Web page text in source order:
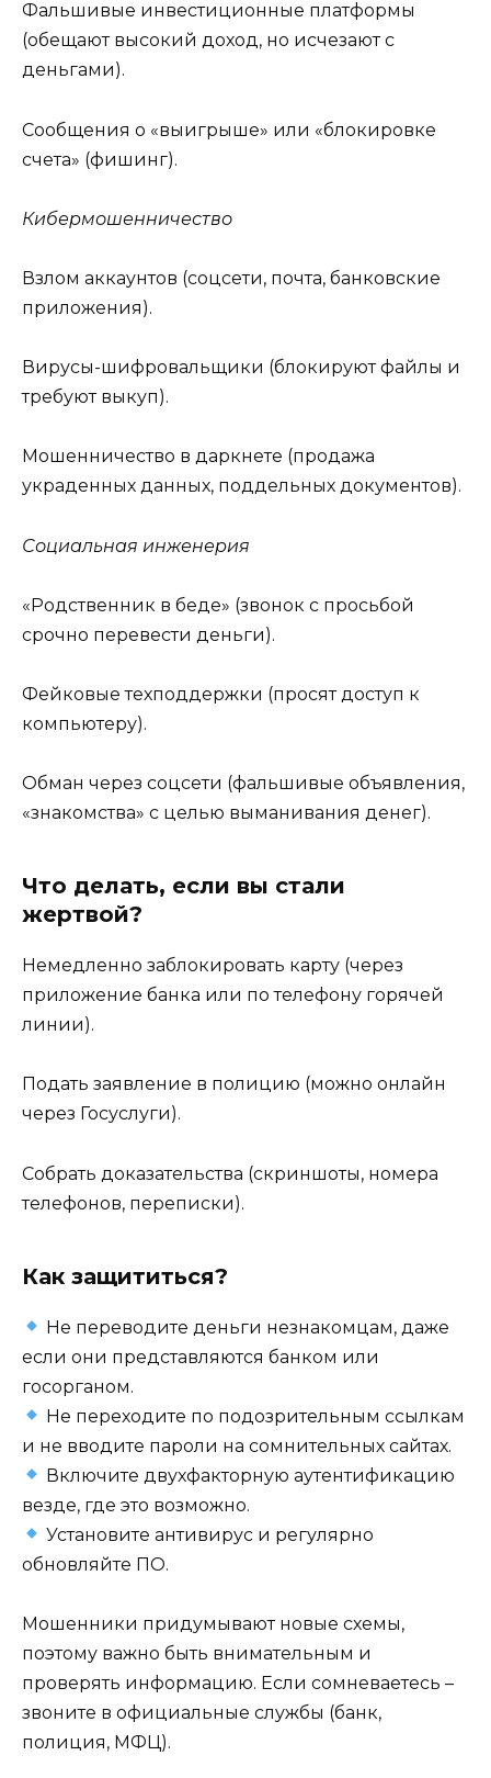
Фальшивые инвестиционные платформы
(обещают высокий доход, но исчезают с
деньгами).
Сообщения о «выигрыше» или «блокировке
счета» (фишинг).
Кибермошенничество
Взлом аккаунтов (соцсети, почта, банковские
приложения).
Вирусы-шифровальщики (блокируют файлы и
требуют выкуп).
Мошенничество в даркнете (продажа
украденных данных, поддельных документов).
Социальная инженерия
«Родственник в беде» (звонок с просьбой
срочно перевести деньги).
Фейковые техподдержки (просят доступ к
компьютеру).
Обман через соцсети (фальшивые объявления,
«знакомства» с целью выманивания денег).
Что делать, если вы стали
жертвой?
Немедленно заблокировать карту (через
приложение банка или по телефону горячей
линии).
Подать заявление в полицию (можно онлайн
через Госуслуги).
Собрать доказательства (скриншоты, номера
телефонов, переписки).
Как защититься?
Не переводите деньги незнакомцам, даже
если они представляются банком или
госорганом.
Не переходите по подозрительным ссылкам
и не вводите пароли на сомнительных сайтах.
Включите двухфакторную аутентификацию
везде, где это возможно.
Установите антивирус и регулярно
обновляйте ПО.
Мошенники придумывают новые схемы,
поэтому важно быть внимательным и
проверять информацию. Если сомневаетесь –
звоните в официальные службы (банк,
полиция, МФЦ).